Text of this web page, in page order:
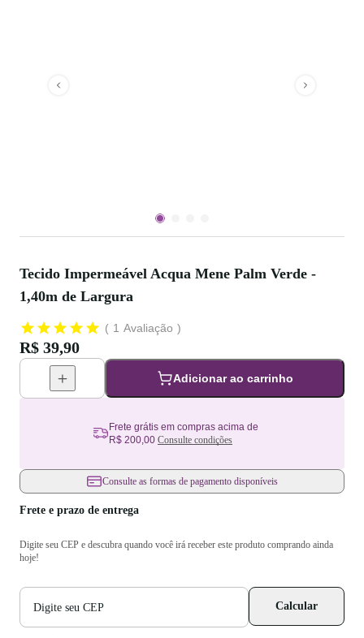
Tecido Impermeável Acqua Mene Palm Verde -
1,40m de Largura
1 Avaliação
R$ 39,90
Adicionar ao carrinho
Frete grátis em compras acima de
R$ 200,00 Consulte condições
Consulte as formas de pagamento disponíveis
Frete e prazo de entrega
Digite seu CEP e descubra quando você irá receber este produto comprando ainda
hoje!
CEP
para
cálculo
Calcular